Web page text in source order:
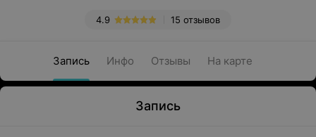
15 отзывов
4.9
Запись Инфо Отзывы На карте
Запись